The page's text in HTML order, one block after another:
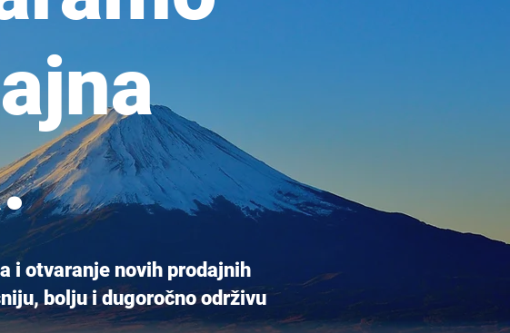
i otvaranje novih prodajnih
bolju i dugoročno održivu